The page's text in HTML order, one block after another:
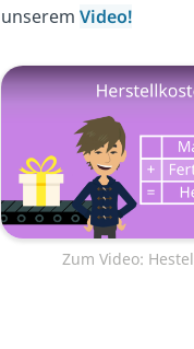
unseremVideo!
Zum Video: